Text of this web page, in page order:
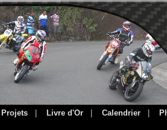
Projets Livre d'Or Calendrier